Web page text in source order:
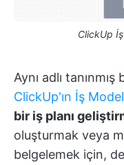
ClickUp
Aynı adlı
ClickUp'ın İş
bir iş planı
oluşturmak veya
belgelemek için,